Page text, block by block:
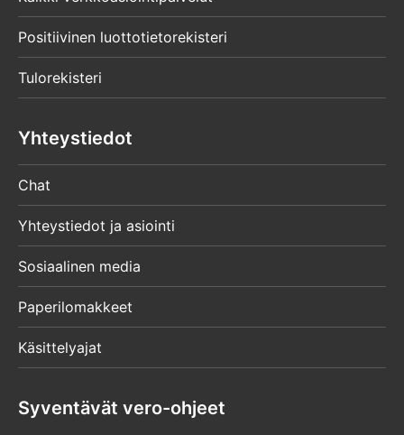
Positiivinen luottotietorekisteri
Tulorekisteri
Yhteystiedot
Chat
Yhteystiedot ja asiointi
Sosiaalinen media
Paperilomakkeet
Käsittelyajat
Syventävät vero-ohjeet